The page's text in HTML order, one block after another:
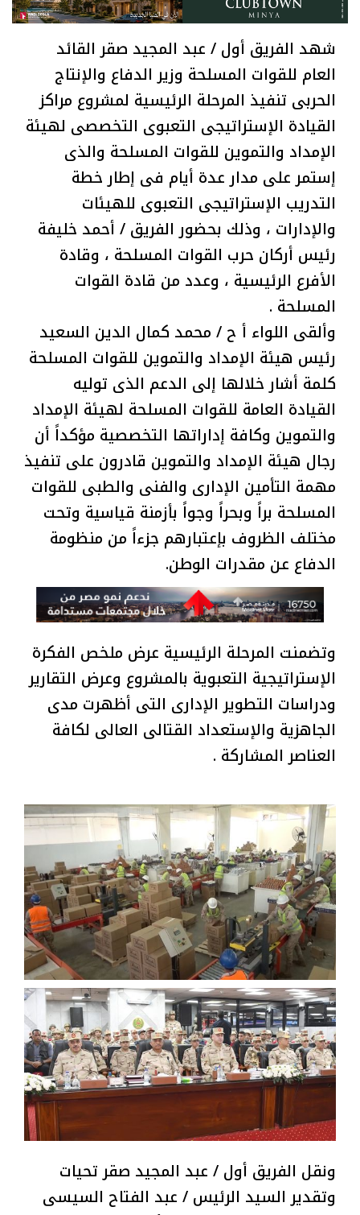
شهد الفريق أول / عبد المجيد صقر القائد
العام للقوات المسلحة وزير الدفاع والإنتاج
الحربى تنفيذ المرحلة الرئيسية لمشروع مراكز
القيادة الإستراتيجى التعبوى التخصصى لهيئة
الإمداد والتموين للقوات المسلحة والذى
إستمر على مدار عدة أيام فى إطار خطة
التدريب الإستراتيجى التعبوى للهيئات
والإدارات ، وذلك بحضور الفريق / أحمد خليفة
رئيس أركان حرب القوات المسلحة ، وقادة
الأفرع الرئيسية ، وعدد من قادة القوات
المسلحة .
وألقى اللواء أ ح / محمد كمال الدين السعيد
رئيس هيئة الإمداد والتموين للقوات المسلحة
كلمة أشار خلالها إلى الدعم الذى توليه
القيادة العامة للقوات المسلحة لهيئة الإمداد
والتموين وكافة إداراتها التخصصية مؤكداً أن
رجال هيئة الإمداد والتموين قادرون على تنفيذ
مهمة التأمين الإدارى والفنى والطبى للقوات
المسلحة براً وبحراً وجواً بأزمنة قياسية وتحت
مختلف الظروف بإعتبارهم جزءاً من منظومة
الدفاع عن مقدرات الوطن.
وتضمنت المرحلة الرئيسية عرض ملخص الفكرة
الإستراتيجية التعبوية بالمشروع وعرض التقارير
ودراسات التطوير الإدارى التى أظهرت مدى
الجاهزية والإستعداد القتالى العالى لكافة
العناصر المشاركة .
ونقل الفريق أول / عبد المجيد صقر تحيات
وتقدير السيد الرئيس / عبد الفتاح السيسى